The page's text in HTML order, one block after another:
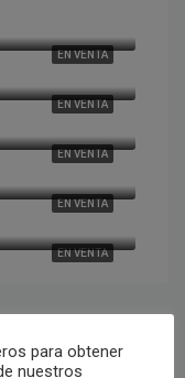
EN VENTA
EN VENTA
EN VENTA
EN VENTA
EN VENTA
para obtener
nuestros